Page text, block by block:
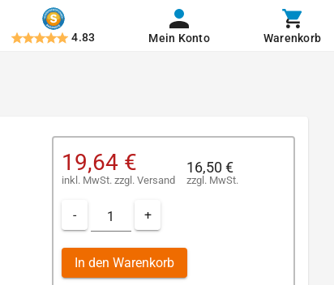
4.83 Mein Konto Warenkorb
19,64 €
inkl. MwSt. zzgl. Versand
16,50 €
zzgl. MwSt.
- +
In den Warenkorb